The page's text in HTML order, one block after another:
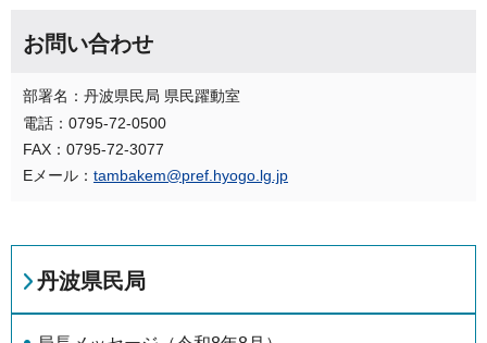
お問い合わせ
部署名：丹波県民局 県民躍動室
電話：0795-72-0500
FAX：0795-72-3077
Eメール： tambakem@pref.hyogo.lg.jp
丹波県民局